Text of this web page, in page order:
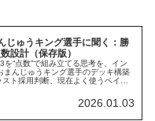
じゅうキング選手に聞く：勝
設計（保存版）
“点数”で組み立てる思考を、イン
まんじゅうキング選手のデッキ構築
スト採用判断、現在よく使うベイと
2026.01.03